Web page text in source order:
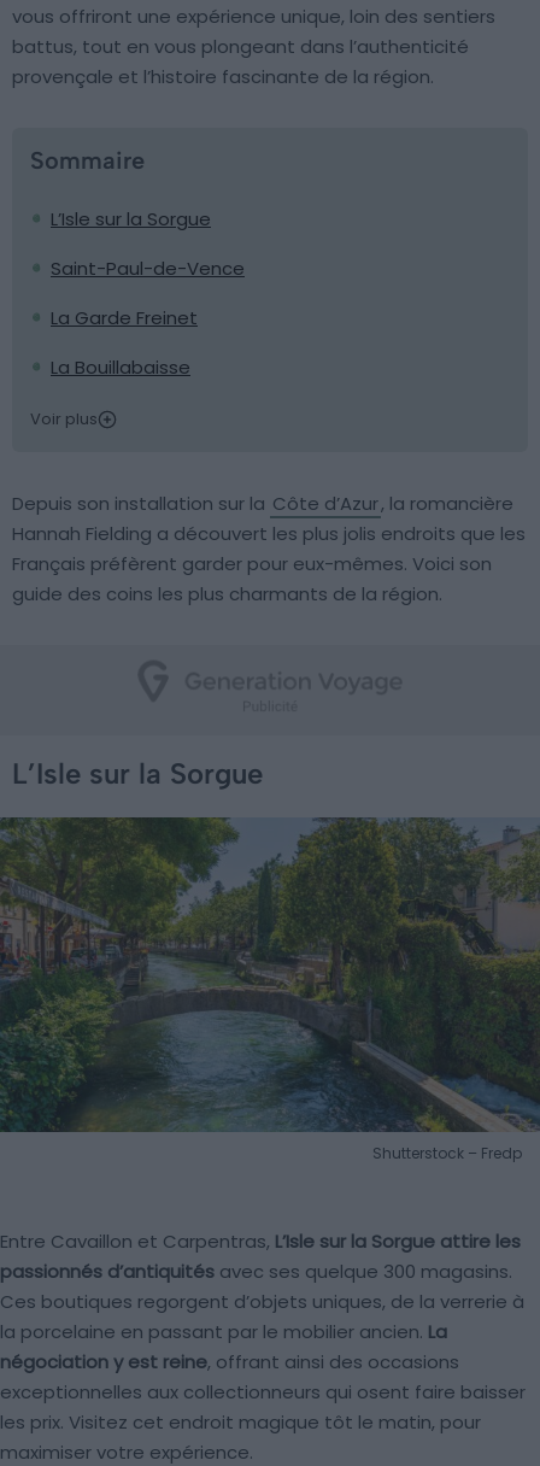
vous offriront une expérience unique, loin des sentiers
battus, tout en vous plongeant dans l’authenticité
provençale et l’histoire fascinante de la région.
Sommaire
L’Isle sur la Sorgue
Saint-Paul-de-Vence
La Garde Freinet
La Bouillabaisse
Voir plus
Depuis son installation sur la Côte d’Azur, la romancière
Hannah Fielding a découvert les plus jolis endroits que les
Français préfèrent garder pour eux-mêmes. Voici son
guide des coins les plus charmants de la région.
L’Isle sur la Sorgue
Shutterstock – Fredp
Entre Cavaillon et Carpentras, L’Isle sur la Sorgue attire les
passionnés d’antiquités avec ses quelque 300 magasins.
Ces boutiques regorgent d’objets uniques, de la verrerie à
la porcelaine en passant par le mobilier ancien. La
négociation y est reine, offrant ainsi des occasions
exceptionnelles aux collectionneurs qui osent faire baisser
les prix. Visitez cet endroit magique tôt le matin, pour
maximiser votre expérience.